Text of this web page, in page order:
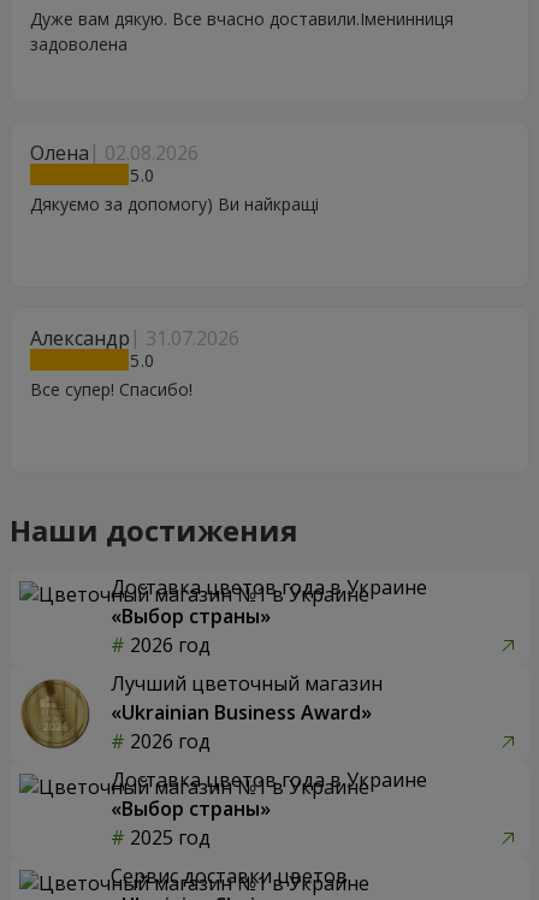
Дуже вам дякую. Все вчасно доставили.Іменинниця
задоволена
Олена 02.08.2026
5
Дякуємо за допомогу) Ви найкращі
Александр 31.07.2026
5
Все супер! Спасибо!
Наши достижения
Доставка цветов года в Украине
«Выбор страны»
2026 год
Лучший цветочный магазин
«Ukrainian Business Award»
2026 год
Доставка цветов года в Украине
«Выбор страны»
2025 год
Сервис доставки цветов